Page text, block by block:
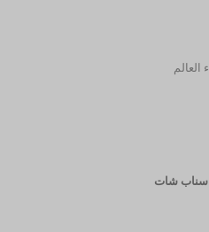
العالم
سناب شات